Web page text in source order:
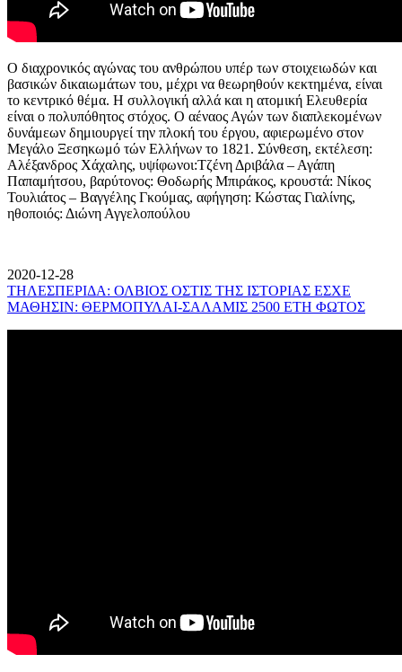
Ο διαχρονικός αγώνας του ανθρώπου υπέρ των στοιχειωδών και
βασικών δικαιωμάτων του, μέχρι να θεωρηθούν κεκτημένα, είναι
το κεντρικό θέμα. Η συλλογική αλλά και η ατομική Ελευθερία
είναι ο πολυπόθητος στόχος. Ο αέναος Αγών των διαπλεκομένων
δυνάμεων δημιουργεί την πλοκή του έργου, αφιερωμένο στον
Μεγάλο Ξεσηκωμό τών Ελλήνων το 1821. Σύνθεση, εκτέλεση:
Αλέξανδρος Χάχαλης, υψίφωνοι:Τζένη Δριβάλα – Αγάπη
Παπαμήτσου, βαρύτονος: Θοδωρής Μπιράκος, κρουστά: Νίκος
Τουλιάτος – Βαγγέλης Γκούμας, αφήγηση: Κώστας Γιαλίνης,
ηθοποιός: Διώνη Αγγελοπούλου
2020-12-28
ΤΗΛΕΣΠΕΡΙΔΑ: ΟΛΒΙΟΣ ΟΣΤΙΣ ΤΗΣ ΙΣΤΟΡΙΑΣ ΕΣΧΕ
ΜΑΘΗΣΙΝ: ΘΕΡΜΟΠΥΛΑΙ-ΣΑΛΑΜΙΣ 2500 ΕΤΗ ΦΩΤΟΣ